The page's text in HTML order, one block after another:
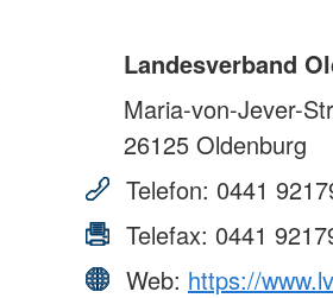
Landesverband
Maria-von-Jever-
26125 Oldenburg
Telefon: 0441
Telefax: 0441
Web: https://